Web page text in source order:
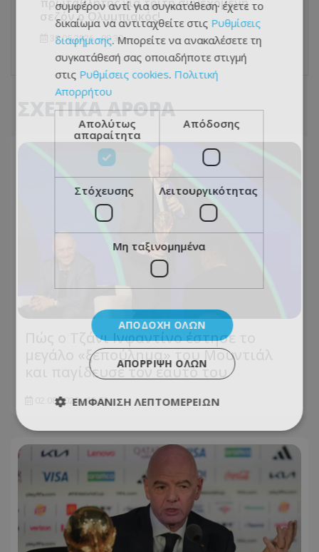
σεζόν ο Ολυμπιακός!
30.05.2026 - 00:30
ΣΧΕΤΙΚΑ ΑΡΘΡΑ
Πώς ο Τζάνι Ινφαντίνο έστησε το
μεγάλο «ξεπούλημα» του Μουντιάλ
και παγίδευσε τον εαυτό του
02.08.2026 - 13:51
συμφέρον αντί για συγκατάθεση· έχετε το
δικαίωμα να αντιταχθείτε στις Ρυθμίσεις
διαφήμισης. Μπορείτε να ανακαλέσετε τη
συγκατάθεσή σας οποιαδήποτε στιγμή
στις Ρυθμίσεις cookies. Πολιτική
Απορρήτου
Απολύτως
απαραίτητα
Απόδοσης
Στόχευσης Λειτουργικότητας
Μη ταξινομημένα
ΑΠΟΔΟΧΉ ΌΛΩΝ
ΑΠΌΡΡΙΨΗ ΌΛΩΝ
ΕΜΦΆΝΙΣΗ ΛΕΠΤΟΜΕΡΕΙΏΝ